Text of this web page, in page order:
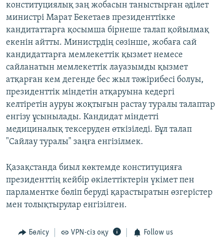
конституциялық заң жобасын таныстырған әділет
министрі Марат Бекетаев президенттікке
кандитаттарға қосымша бірнеше талап қойылмақ
екенін айтты. Министрдің сөзінше, жобаға сай
кандидаттарға мемлекеттік қызмет немесе
сайланатын мемлекеттік лауазымды қызмет
атқарған кем дегенде бес жыл тәжірибесі болуы,
президенттік міндетін атқаруына кедергі
келтіретін ауруы жоқтығын растау туралы талаптар
енгізу ұсынылады. Кандидат міндетті
медициналық тексеруден өткізіледі. Бұл талап
"Сайлау туралы" заңға енгізілмек.
Қазақстанда биыл көктемде конституцияға
президенттің кейбір өкілеттіктерін үкімет пен
парламентке бөліп беруді қарастыратын өзгерістер
мен толықтырулар енгізілген.
Бөлісу VPN-сіз оқу Follow us